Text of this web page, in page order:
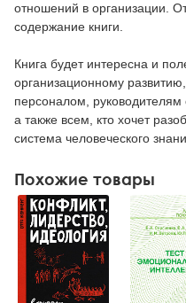
отношений в организации.
содержание книги.
Книга будет интересна и
организационному
персоналом,
а также всем, кто хочет
система человеческого
Похожие товары